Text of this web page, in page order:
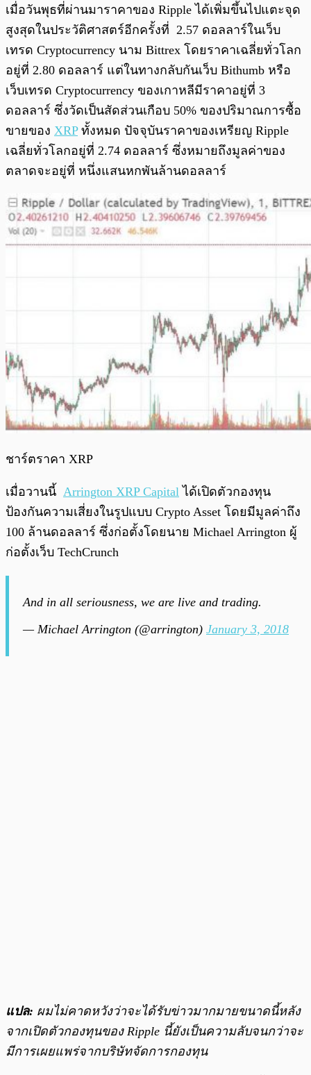
เมื่อวันพุธที่ผ่านมาราคาของ Ripple ได้เพิ่มขึ้นไปแตะจุด
สูงสุดในประวัติศาสตร์อีกครั้งที่ 2.57 ดอลลาร์ในเว็บ
เทรด Cryptocurrency นาม Bittrex โดยราคาเฉลี่ยทั่วโลก
อยู่ที่ 2.80 ดอลลาร์ แต่ในทางกลับกันเว็บ Bithumb หรือ
เว็บเทรด Cryptocurrency ของเกาหลีมีราคาอยู่ที่ 3
ดอลลาร์ ซึ่งวัดเป็นสัดส่วนเกือบ 50% ของปริมาณการซื้อ
ขายของ XRPทั้งหมด ปัจจุบันราคาของเหรียญ Ripple
เฉลี่ยทั่วโลกอยู่ที่ 2.74 ดอลลาร์ ซึ่งหมายถึงมูลค่าของ
ตลาดจะอยู่ที่ หนึ่งแสนหกพันล้านดอลลาร์
ชาร์ตราคา XRP
เมื่อวานนี้ Arrington XRP Capital ได้เปิดตัวกองทุน
ป้องกันความเสี่ยงในรูปแบบ Crypto Asset โดยมีมูลค่าถึง
100 ล้านดอลลาร์ ซึ่งก่อตั้งโดยนาย Michael Arrington ผู้
ก่อตั้งเว็บ TechCrunch
And in all seriousness, we are live and trading.
— Michael Arrington (@arrington) January 3, 2018
แปล: ผมไม่คาดหวังว่าจะได้รับข่าวมากมายขนาดนี้หลัง
จากเปิดตัวกองทุนของ Ripple นี้ยังเป็นความลับจนกว่าจะ
มีการเผยแพร่จากบริษัทจัดการกองทุน